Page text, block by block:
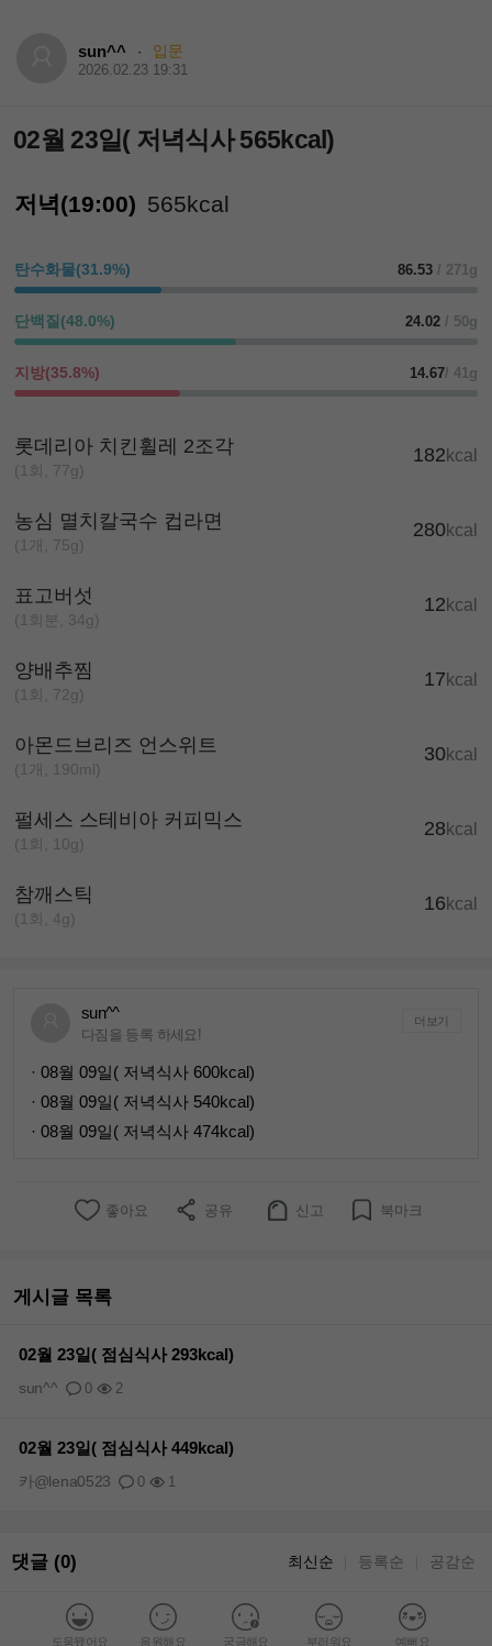
sun^^ · 입문
2026.02.23 19:31
02월 23일( 저녁식사 565kcal)
저녁(19:00) 565kcal
탄수화물(31.9%) 86.53 / 271g
단백질(48.0%) 24.02 / 50g
지방(35.8%) 14.67/ 41g
롯데리아 치킨휠레 2조각
(1회, 77g)
182 kcal
농심 멸치칼국수 컵라면
(1개, 75g)
280kcal
표고버섯
(1회분, 34g)
12 kcal
양배추찜
(1회, 72g)
17 kcal
아몬드브리즈 언스위트
(1개, 190ml)
30kcal
펄세스 스테비아 커피믹스
(1회, 10g)
28 kcal
참깨스틱
(1회, 4g)
16 kcal
sun^^
다짐을 등록 하세요!
더보기
· 08월 09일( 저녁식사 600kcal)
· 08월 09일( 저녁식사 540kcal)
· 08월 09일( 저녁식사 474kcal)
좋아요 공유 신고 북마크
게시글 목록
02월 23일( 점심식사 293kcal)
0 2
sun^^
02월 23일( 점심식사 449kcal)
0 1
카@lena0523
댓글 (0) 최신순 등록순 공감순
도움됐어요 응원해요 궁금해요 부러워요 예뻐요